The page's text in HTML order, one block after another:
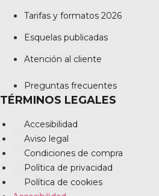
Tarifas y formatos 2026
Esquelas publicadas
Atención al cliente
Preguntas frecuentes
TÉRMINOS LEGALES
Accesibilidad
Aviso legal
Condiciones de compra
Política de privacidad
Política de cookies